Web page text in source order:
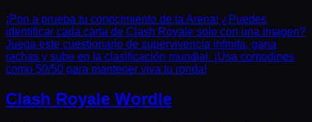
¡Pon a prueba tu conocimiento de la Arena! ¿Puedes
identificar cada carta de Clash Royale solo con una imagen?
Juega este cuestionario de supervivencia infinita, gana
rachas y sube en la clasificación mundial. ¡Usa comodines
como 50/50 para mantener viva tu ronda!
Clash Royale Wordle